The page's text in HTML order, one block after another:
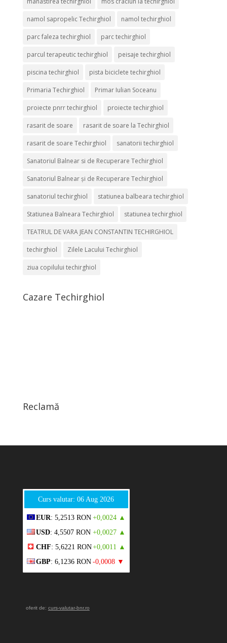
namol sapropelic Techirghiol namol techirghiol
parc faleza techirghiol parc techirghiol
parcul terapeutic techirghiol peisaje techirghiol
piscina techirghiol pista biciclete techirghiol
Primaria Techirghiol Primar Iulian Soceanu
proiecte pnrr techirghiol proiecte techirghiol
rasarit de soare rasarit de soare la Techirghiol
rasarit de soare Techirghiol sanatorii techirghiol
Sanatoriul Balnear si de Recuperare Techirghiol
Sanatoriul Balnear și de Recuperare Techirghiol
sanatoriul techirghiol statiunea balbeara techirghiol
Statiunea Balneara Techirghiol statiunea techirghiol
TEATRUL DE VARA JEAN CONSTANTIN TECHIRGHIOL
techirghiol Zilele Lacului Techirghiol
ziua copilului techirghiol
Cazare Techirghiol
Reclamă
Curs valutar: 06 Aug 2026
EUR: 5,2513 RON +0,0024 ▲
USD: 4,5507 RON +0,0027 ▲
CHF: 5,6221 RON+0,0011 ▲
GBP: 6,1236 RON -0,0008 ▼
oferit de: curs-valutar-bnr.ro